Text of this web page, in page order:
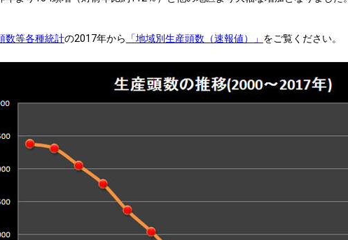
数等各種統計の2017年から 「地域別生産頭数（速報値）」 をご覧ください。